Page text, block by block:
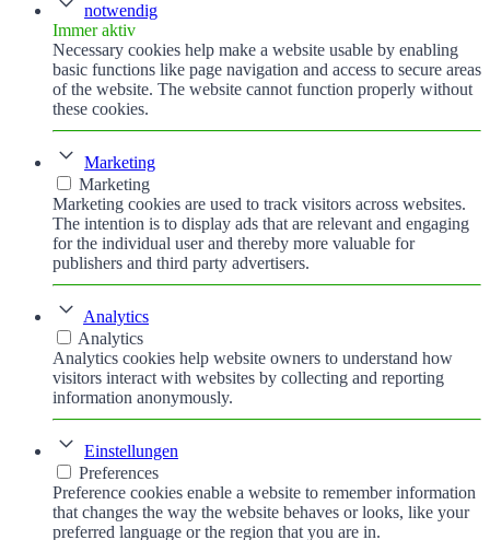
notwendig
Immer aktiv
Necessary cookies help make a website usable by enabling
basic functions like page navigation and access to secure areas
of the website. The website cannot function properly without
these cookies.
Marketing
Marketing
Marketing cookies are used to track visitors across websites.
The intention is to display ads that are relevant and engaging
for the individual user and thereby more valuable for
publishers and third party advertisers.
Analytics
Analytics
Analytics cookies help website owners to understand how
visitors interact with websites by collecting and reporting
information anonymously.
Einstellungen
Preferences
Preference cookies enable a website to remember information
that changes the way the website behaves or looks, like your
preferred language or the region that you are in.